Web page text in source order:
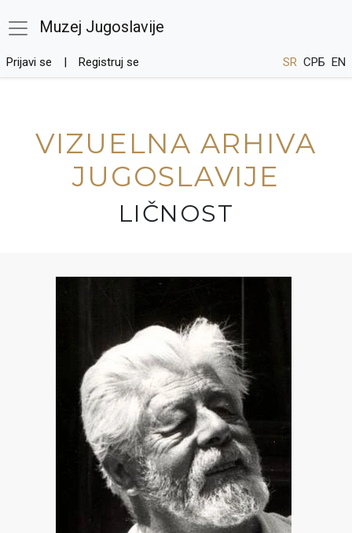
Muzej Jugoslavije
Prijavi se Registruj se SR СРБ EN
VIZUELNA ARHIVA
JUGOSLAVIJE
LIČNOST